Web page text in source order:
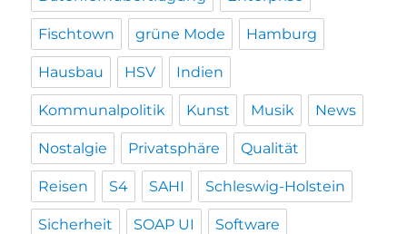
Fischtown grüne Mode Hamburg
Hausbau HSV Indien
Kommunalpolitik Kunst Musik News
Nostalgie Privatsphäre Qualität
Reisen S4 SAHI Schleswig-Holstein
Sicherheit SOAP UI Software